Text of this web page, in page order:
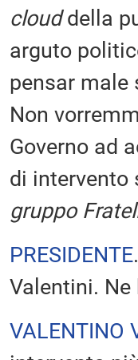
clouddella
arguto
pensar male
Non
Governo ad
di
gruppo
PRESIDENTE
Valentini.
VALENTINO